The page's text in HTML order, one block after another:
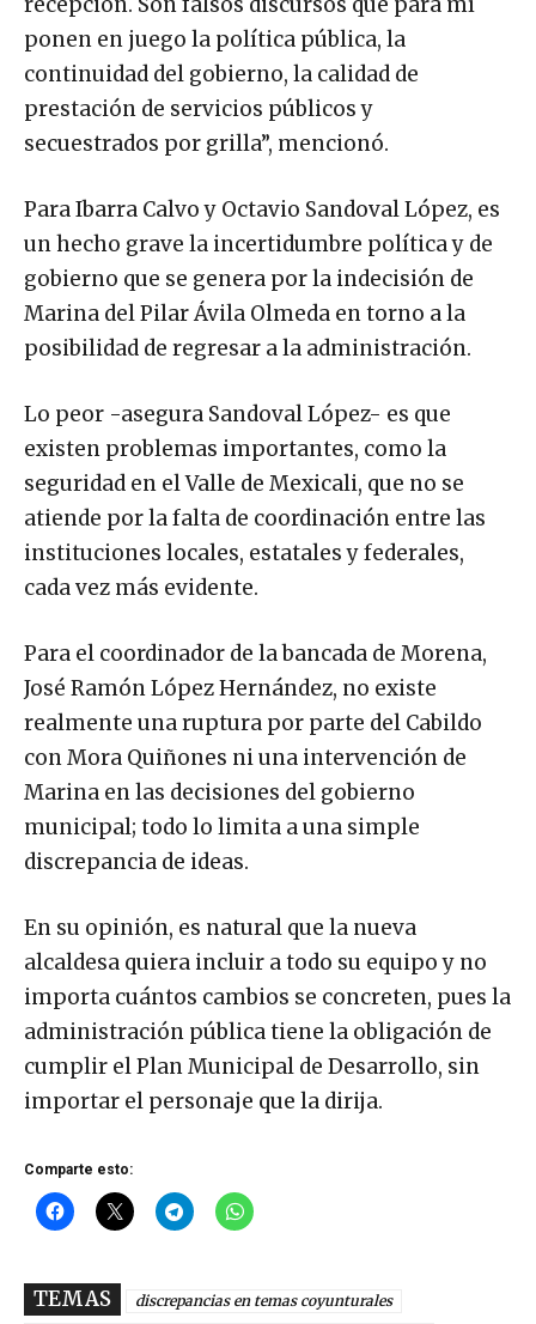
recepción. Son falsos discursos que para mí
ponen en juego la política pública, la
continuidad del gobierno, la calidad de
prestación de servicios públicos y
secuestrados por grilla”, mencionó.
Para Ibarra Calvo y Octavio Sandoval López, es
un hecho grave la incertidumbre política y de
gobierno que se genera por la indecisión de
Marina del Pilar Ávila Olmeda en torno a la
posibilidad de regresar a la administración.
Lo peor -asegura Sandoval López- es que
existen problemas importantes, como la
seguridad en el Valle de Mexicali, que no se
atiende por la falta de coordinación entre las
instituciones locales, estatales y federales,
cada vez más evidente.
Para el coordinador de la bancada de Morena,
José Ramón López Hernández, no existe
realmente una ruptura por parte del Cabildo
con Mora Quiñones ni una intervención de
Marina en las decisiones del gobierno
municipal; todo lo limita a una simple
discrepancia de ideas.
En su opinión, es natural que la nueva
alcaldesa quiera incluir a todo su equipo y no
importa cuántos cambios se concreten, pues la
administración pública tiene la obligación de
cumplir el Plan Municipal de Desarrollo, sin
importar el personaje que la dirija.
Comparte esto:
TEMAS
discrepancias en temas coyunturales